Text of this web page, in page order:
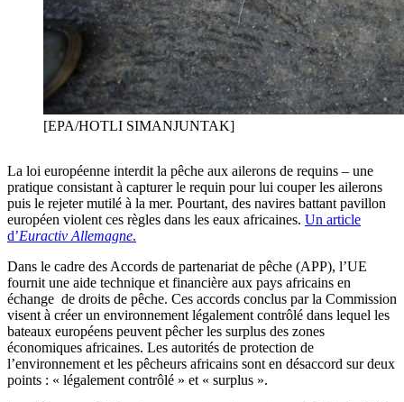
[EPA/HOTLI SIMANJUNTAK]
La loi européenne interdit la pêche aux ailerons de requins – une
pratique consistant à capturer le requin pour lui couper les ailerons
puis le rejeter mutilé à la mer. Pourtant, des navires battant pavillon
européen violent ces règles dans les eaux africaines. Un article
d’Euractiv Allemagne.
Dans le cadre des Accords de partenariat de pêche (APP), l’UE
fournit une aide technique et financière aux pays africains en
échange de droits de pêche. Ces accords conclus par la Commission
visent à créer un environnement légalement contrôlé dans lequel les
bateaux européens peuvent pêcher les surplus des zones
économiques africaines. Les autorités de protection de
l’environnement et les pêcheurs africains sont en désaccord sur deux
points : « légalement contrôlé » et « surplus ».